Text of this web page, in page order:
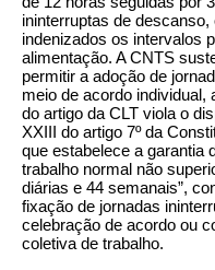
ininterruptas de
indenizados os intervalos
alimentação. A CNTS
permitir a adoção de
meio de acordo individual,
do artigo da CLT viola o
XXIII do artigo 7º da
que estabelece a garantia
trabalho normal não
diárias e 44 semanais”,
fixação de jornadas
celebração de acordo ou
coletiva de trabalho.